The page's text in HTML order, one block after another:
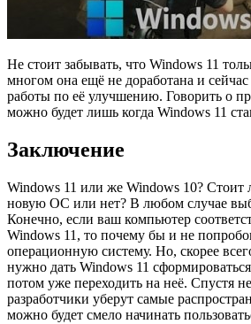
Не стоит забывать, что Windows 11
многом она ещё не доработана и
работы по её улучшению. Говорить о
можно будет лишь когда Windows 11
Заключение
Windows 11 или же Windows 10? Стоит
новую ОС или нет? В любом случае
Конечно, если ваш компьютер
Windows 11, то почему бы и не
операционную систему. Но, скорее
нужно дать Windows 11
потом уже переходить на неё. Спустя
разработчики уберут самые
можно будет смело начинать